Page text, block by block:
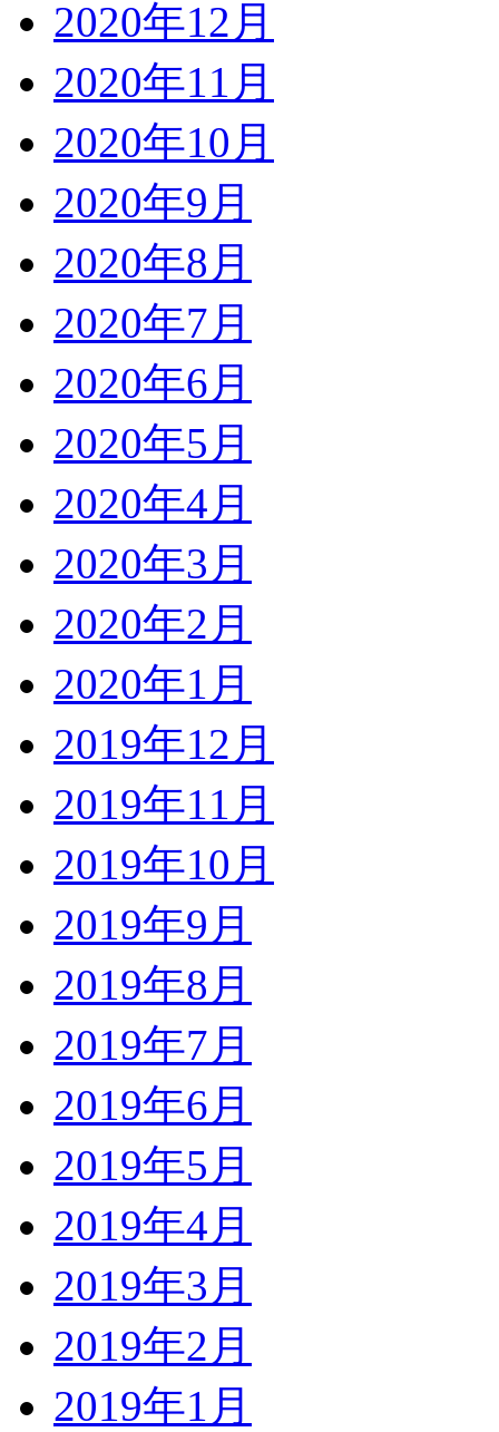
2020年12月
2020年11月
2020年10月
2020年9月
2020年8月
2020年7月
2020年6月
2020年5月
2020年4月
2020年3月
2020年2月
2020年1月
2019年12月
2019年11月
2019年10月
2019年9月
2019年8月
2019年7月
2019年6月
2019年5月
2019年4月
2019年3月
2019年2月
2019年1月